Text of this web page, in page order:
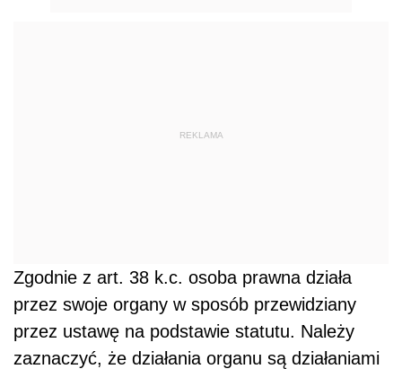
REKLAMA
Zgodnie z art. 38 k.c. osoba prawna działa
przez swoje organy w sposób przewidziany
przez ustawę na podstawie statutu. Należy
zaznaczyć, że działania organu są działaniami